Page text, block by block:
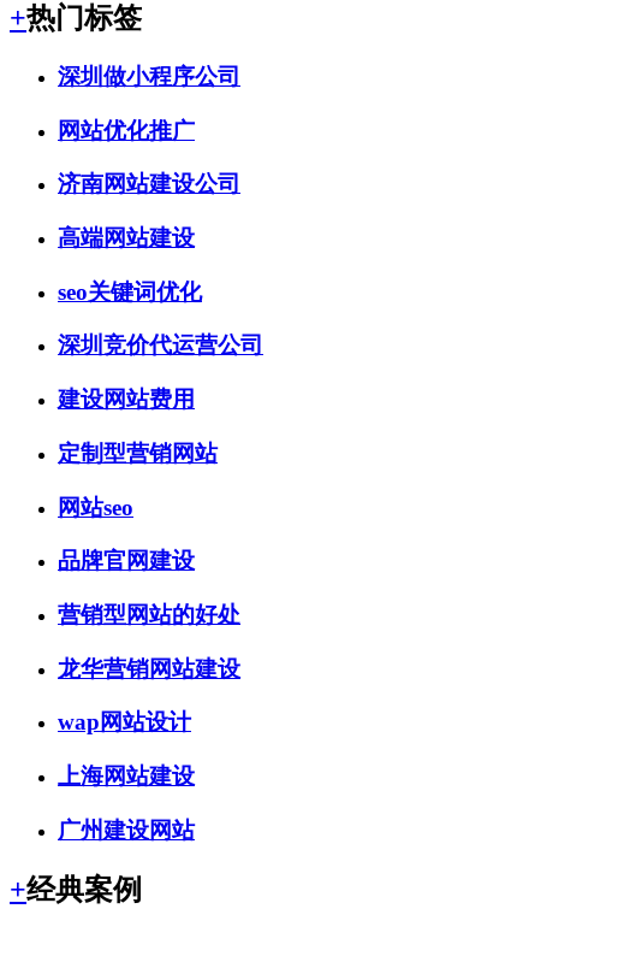
+热门标签
深圳做小程序公司
网站优化推广
济南网站建设公司
高端网站建设
seo关键词优化
深圳竞价代运营公司
建设网站费用
定制型营销网站
网站seo
品牌官网建设
营销型网站的好处
龙华营销网站建设
wap网站设计
上海网站建设
广州建设网站
+经典案例